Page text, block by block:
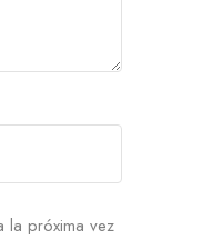
la próxima vez